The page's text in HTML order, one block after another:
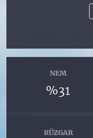
NEM
%31
RÜZGAR